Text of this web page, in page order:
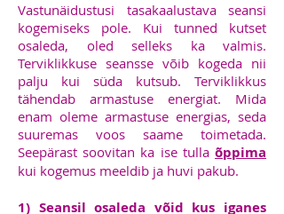
Vastunäidustusi tasakaalustava seansi
kogemiseks pole. Kui tunned kutset
osaleda, oled selleks ka valmis.
Terviklikkuse seansse võib kogeda nii
palju kui süda kutsub. Terviklikkus
tähendab armastuse energiat. Mida
enam oleme armastuse energias, seda
suuremas voos saame toimetada.
Seepärast soovitan ka ise tulla õppima
kui kogemus meeldib ja huvi pakub.
1) Seansil osaleda võid kus iganes